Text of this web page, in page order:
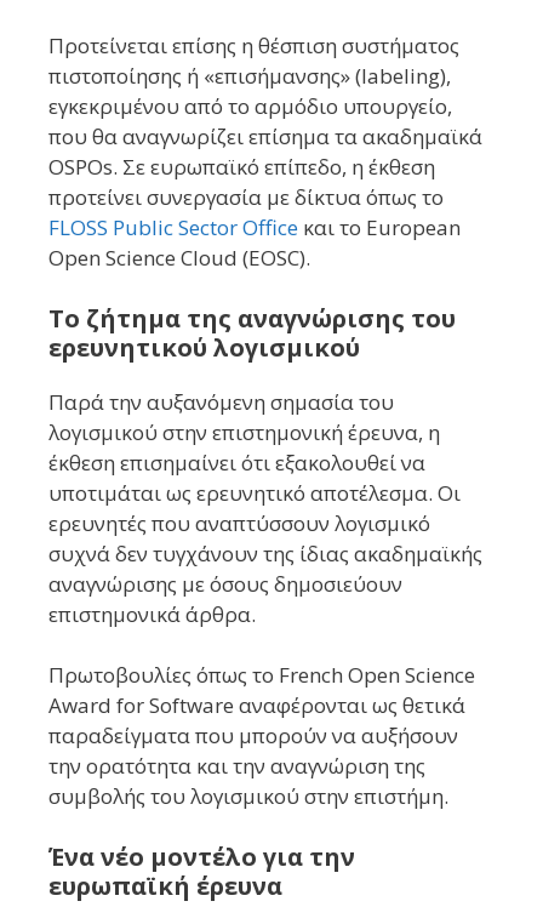
Προτείνεται επίσης η θέσπιση συστήματος
πιστοποίησης ή «επισήμανσης» (labeling),
εγκεκριμένου από το αρμόδιο υπουργείο,
που θα αναγνωρίζει επίσημα τα ακαδημαϊκά
OSPOs. Σε ευρωπαϊκό επίπεδο, η έκθεση
προτείνει συνεργασία με δίκτυα όπως το
FLOSS Public Sector Office και το European
Open Science Cloud (EOSC).
Το ζήτημα της αναγνώρισης του
ερευνητικού λογισμικού
Παρά την αυξανόμενη σημασία του
λογισμικού στην επιστημονική έρευνα, η
έκθεση επισημαίνει ότι εξακολουθεί να
υποτιμάται ως ερευνητικό αποτέλεσμα. Οι
ερευνητές που αναπτύσσουν λογισμικό
συχνά δεν τυγχάνουν της ίδιας ακαδημαϊκής
αναγνώρισης με όσους δημοσιεύουν
επιστημονικά άρθρα.
Πρωτοβουλίες όπως το French Open Science
Award for Software αναφέρονται ως θετικά
παραδείγματα που μπορούν να αυξήσουν
την ορατότητα και την αναγνώριση της
συμβολής του λογισμικού στην επιστήμη.
Ένα νέο μοντέλο για την
ευρωπαϊκή έρευνα